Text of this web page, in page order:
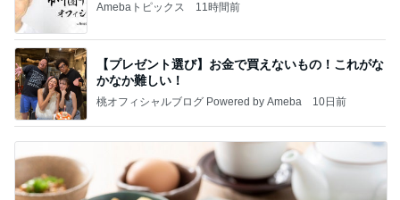
Amebaトピックス 11時間前
【プレゼント選び】お金で買えないもの！これがな
かなか難しい！
桃オフィシャルブログ Powered by Ameba 10日前